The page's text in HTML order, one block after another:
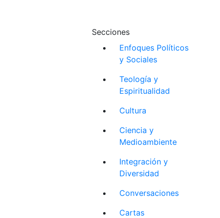
Secciones
Enfoques Políticos
y Sociales
Teología y
Espiritualidad
Cultura
Ciencia y
Medioambiente
Integración y
Diversidad
Conversaciones
Cartas